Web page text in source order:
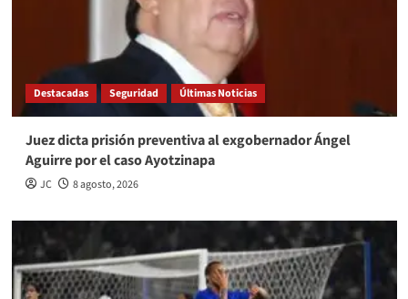
Destacadas Seguridad Últimas Noticias
Juez dicta prisión preventiva al exgobernador Ángel
Aguirre por el caso Ayotzinapa
JC 8 agosto, 2026